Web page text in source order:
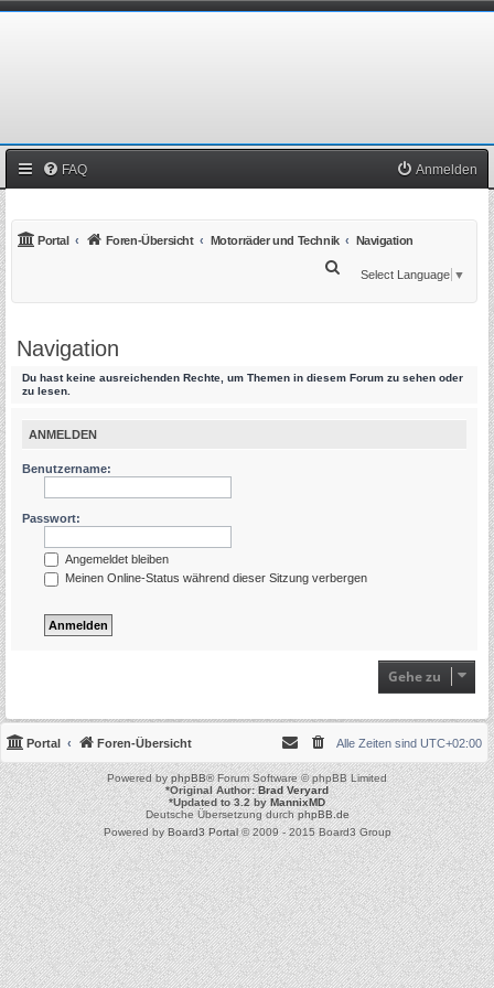
FAQ Anmelden
Portal Foren-Übersicht Motorräder und Technik Navigation
Select Language ▼
Navigation
Du hast keine ausreichenden Rechte, um Themen in diesem Forum zu sehen oder
zu lesen.
ANMELDEN
Benutzername:
Passwort:
Angemeldet bleiben
Meinen Online-Status während dieser Sitzung verbergen
Gehe zu
Portal Foren-Übersicht Alle Zeiten sind UTC+02:00
Powered byphpBB® Forum Software © phpBB Limited
*Original Author:Brad Veryard
*Updated to 3.2 byMannixMD
Deutsche Übersetzung durchphpBB.de
Powered byBoard3 Portal© 2009 - 2015 Board3 Group